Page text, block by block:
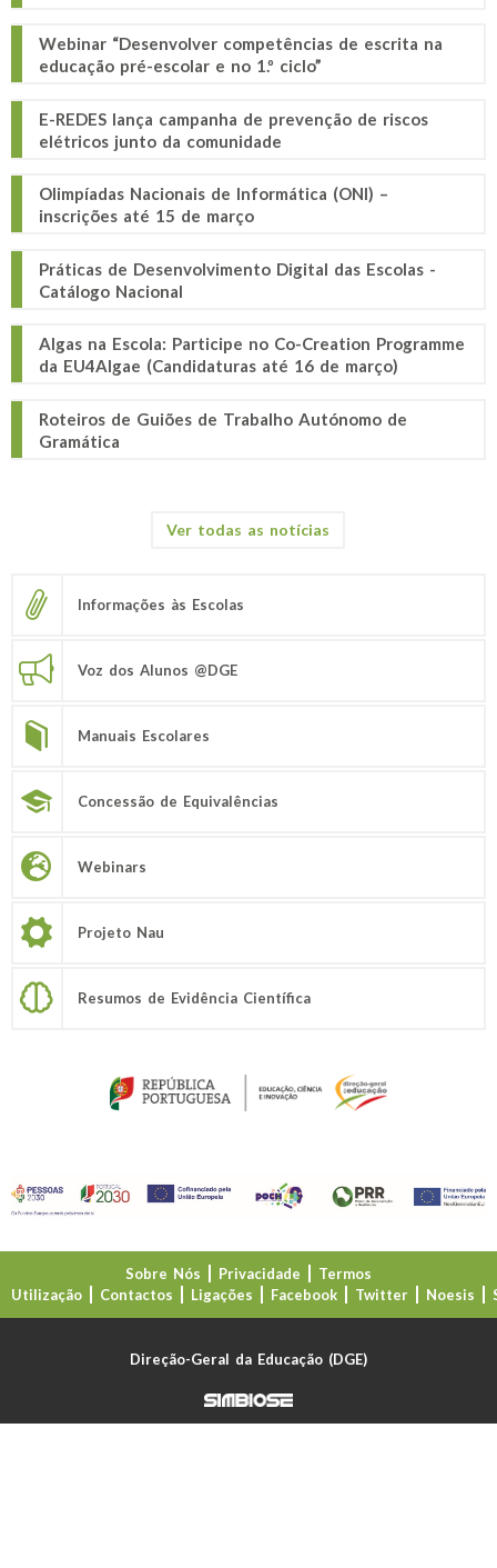
Webinar “Desenvolver competências de escrita na
educação pré-escolar e no 1.º ciclo”
E-REDES lança campanha de prevenção de riscos
elétricos junto da comunidade
Olimpíadas Nacionais de Informática (ONI) –
inscrições até 15 de março
Práticas de Desenvolvimento Digital das Escolas -
Catálogo Nacional
Algas na Escola: Participe no Co-Creation Programme
da EU4Algae (Candidaturas até 16 de março)
Roteiros de Guiões de Trabalho Autónomo de
Gramática
Ver todas as notícias
Informações às Escolas
Voz dos Alunos @DGE
Manuais Escolares
Concessão de Equivalências
Webinars
Projeto Nau
Resumos de Evidência Científica
Sobre Nós Privacidade
Termos
Utilização
Contactos Ligações Facebook Twitter Noesis
Direção-Geral da Educação (DGE)